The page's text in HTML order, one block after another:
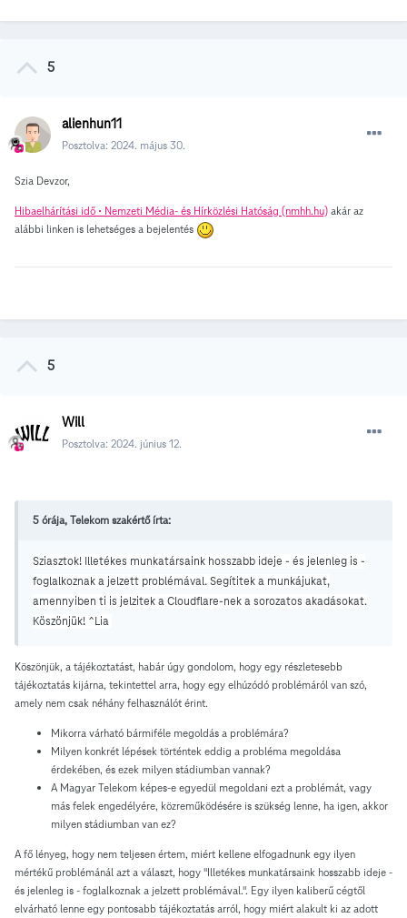
5
alienhun11
Posztolva: 2024. május 30.
Szia Devzor,
Hibaelhárítási idő • Nemzeti Média- és Hírközlési Hatóság (nmhh.hu) akár az
alábbi linken is lehetséges a bejelentés
5
Will
Posztolva: 2024. június 12.
5 órája, Telekom szakértő írta:
Sziasztok! Illetékes munkatársaink hosszabb ideje - és jelenleg is -
foglalkoznak a jelzett problémával. Segítitek a munkájukat,
amennyiben ti is jelzitek a Cloudflare-nek a sorozatos akadásokat.
Köszönjük! ^Lia
Köszönjük, a tájékoztatást, habár úgy gondolom, hogy egy részletesebb
tájékoztatás kijárna, tekintettel arra, hogy egy elhúzódó problémáról van szó,
amely nem csak néhány felhasználót érint.
Mikorra várható bármiféle megoldás a problémára?
Milyen konkrét lépések történtek eddig a probléma megoldása
érdekében, és ezek milyen stádiumban vannak?
A Magyar Telekom képes-e egyedül megoldani ezt a problémát, vagy
más felek engedélyére, közreműködésére is szükség lenne, ha igen, akkor
milyen stádiumban van ez?
A fő lényeg, hogy nem teljesen értem, miért kellene elfogadnunk egy ilyen
mértékű problémánál azt a választ, hogy "Illetékes munkatársaink hosszabb ideje -
és jelenleg is - foglalkoznak a jelzett problémával.". Egy ilyen kaliberű cégtől
elvárható lenne egy pontosabb tájékoztatás arról, hogy miért alakult ki az adott